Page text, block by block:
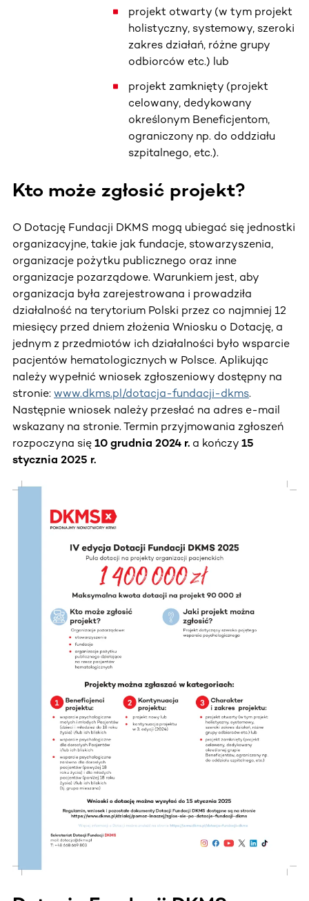
projekt otwarty (w tym projekt
holistyczny, systemowy, szeroki
zakres działań, różne grupy
odbiorców etc.) lub
projekt zamknięty (projekt
celowany, dedykowany
określonym Beneficjentom,
ograniczony np. do oddziału
szpitalnego, etc.).
Kto może zgłosić projekt?
O Dotację Fundacji DKMS mogą ubiegać się jednostki
organizacyjne, takie jak fundacje, stowarzyszenia,
organizacje pożytku publicznego oraz inne
organizacje pozarządowe. Warunkiem jest, aby
organizacja była zarejestrowana i prowadziła
działalność na terytorium Polski przez co najmniej 12
miesięcy przed dniem złożenia Wniosku o Dotację, a
jednym z przedmiotów ich działalności było wsparcie
pacjentów hematologicznych w Polsce. Aplikując
należy wypełnić wniosek zgłoszeniowy dostępny na
stronie: www.dkms.pl/dotacja-fundacji-dkms.
Następnie wniosek należy przesłać na adres e-mail
wskazany na stronie. Termin przyjmowania zgłoszeń
rozpoczyna się 10 grudnia 2024 r. a kończy 15
stycznia 2025 r.